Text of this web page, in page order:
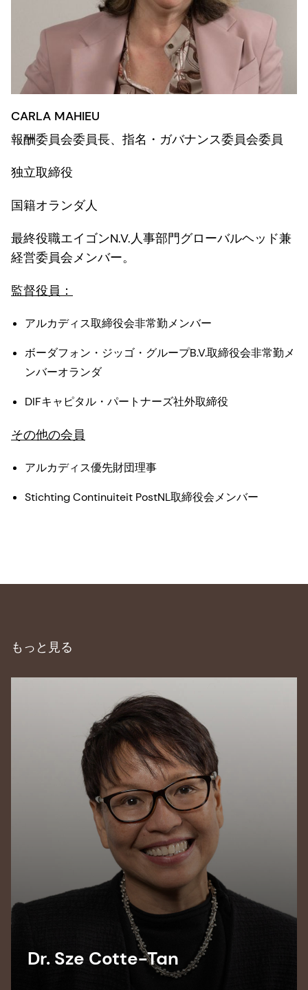
CARLA MAHIEU
報酬委員会委員長、指名・ガバナンス委員会委員
独立取締役
国籍オランダ人
最終役職エイゴンN.V.人事部門グローバルヘッド兼
経営委員会メンバー。
監督役員：
アルカディス取締役会非常勤メンバー
ボーダフォン・ジッゴ・グループB.V.取締役会非常勤メ
ンバーオランダ
DIFキャピタル・パートナーズ社外取締役
その他の会員
アルカディス優先財団理事
Stichting Continuiteit PostNL取締役会メンバー
もっと見る
Dr. Sze Cotte-Tan